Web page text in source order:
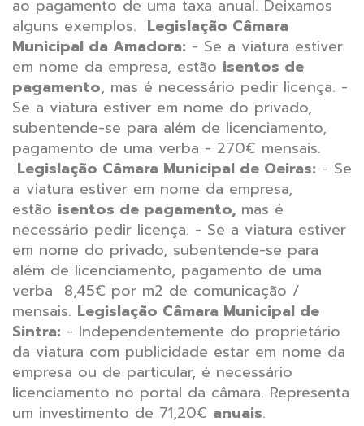
ao pagamento de uma taxa anual. Deixamos
alguns exemplos. Legislação Câmara
Municipal da Amadora: - Se a viatura estiver
em nome da empresa, estão isentos de
pagamento, mas é necessário pedir licença. -
Se a viatura estiver em nome do privado,
subentende-se para além de licenciamento,
pagamento de uma verba - 270€ mensais.
Legislação Câmara Municipal de Oeiras: - Se
a viatura estiver em nome da empresa,
estão isentos de pagamento, mas é
necessário pedir licença. - Se a viatura estiver
em nome do privado, subentende-se para
além de licenciamento, pagamento de uma
verba 8,45€ por m2 de comunicação /
mensais. Legislação Câmara Municipal de
Sintra: - Independentemente do proprietário
da viatura com publicidade estar em nome da
empresa ou de particular, é necessário
licenciamento no portal da câmara. Representa
um investimento de 71,20€ anuais.